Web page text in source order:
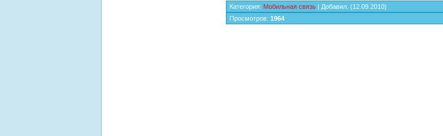
Категория: Мобильная связь | Добавил: (12.09.2010)
Просмотров: 1964